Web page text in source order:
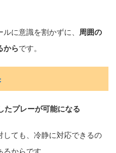
に意識を割かずに、
周囲の
からです。
たプレーが可能になる
ても、冷静に対応できるの